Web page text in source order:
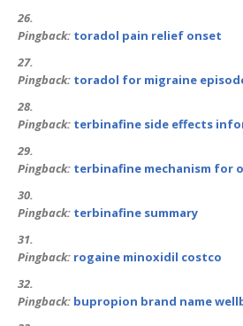
Pingback: toradol pain relief onset
Pingback: toradol for migraine
Pingback: terbinafine side effects
Pingback: terbinafine mechanism for
Pingback: terbinafine summary
Pingback: rogaine minoxidil costco
Pingback: bupropion brand name